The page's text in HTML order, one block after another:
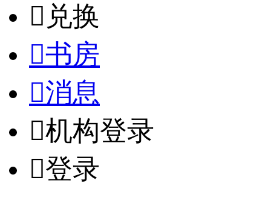
𐈈 兑换
书房
消息
机构登录
登录